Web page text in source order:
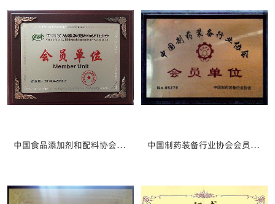
中国食品添加剂和配料协会会员单位 中国制药装备行业协会会员单位